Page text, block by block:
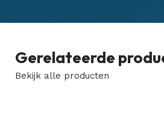
Gerelateerde
Bekijk alle producten